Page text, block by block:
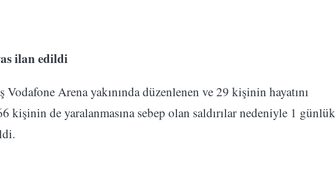
ilan edildi
Arena yakınında düzenlenen ve 29 kişinin hayatını
kişinin de yaralanmasına sebep olan saldırılar nedeniyle 1 günlük